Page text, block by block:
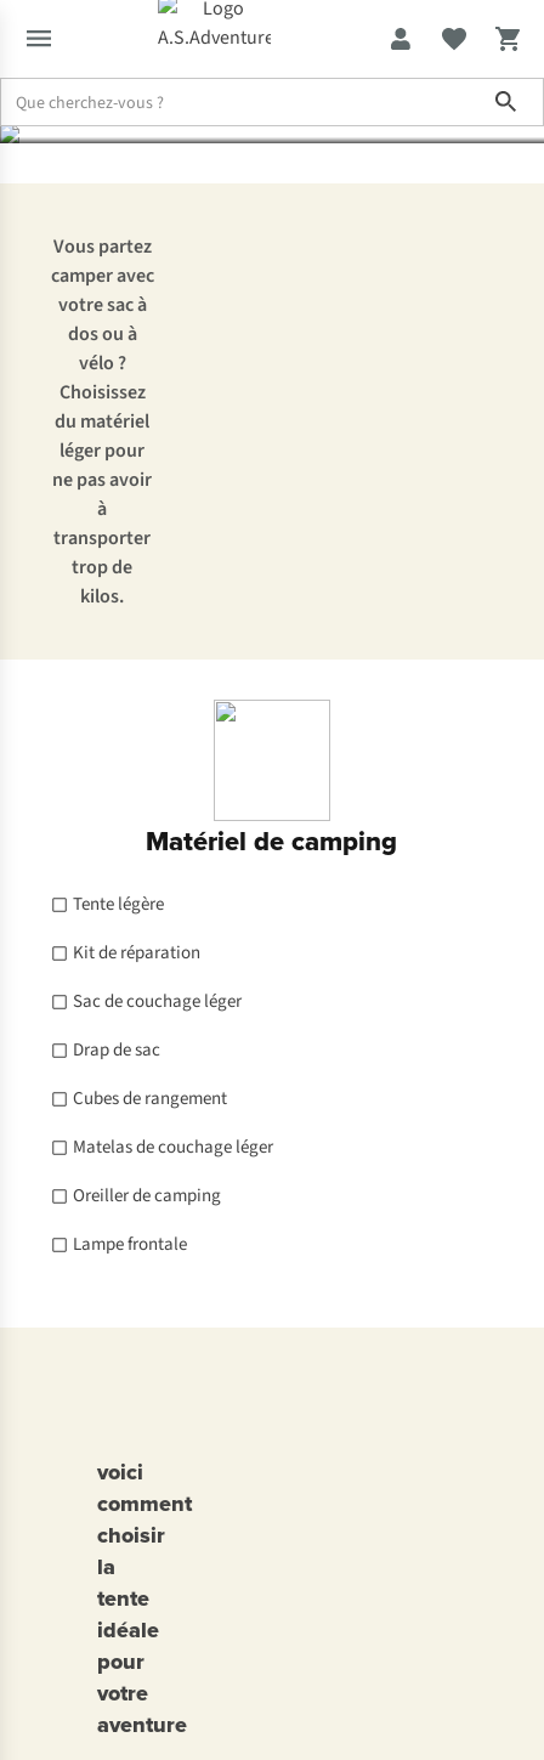
camper léger ?
Vous partez
camper avec
votre sac à
dos ou à
vélo ?
Choisissez
du matériel
léger pour
ne pas avoir
à
transporter
trop de
kilos.
Matériel de camping
Tente légère
Kit de réparation
Sac de couchage léger
Drap de sac
Cubes de rangement
Matelas de couchage léger
Oreiller de camping
Lampe frontale
voici
comment
choisir
la
tente
idéale
pour
votre
aventure